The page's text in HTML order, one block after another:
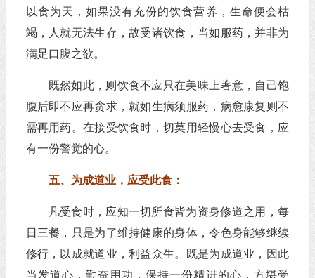
以食为天，如果没有充份的饮食营养，生命便会枯
竭，人就无法生存，故受诸饮食，当如服药，并非为
满足口腹之欲。
既然如此，则饮食不应只在美味上著意，自己饱
腹后即不应再贪求，就如生病须服药，病愈康复则不
需再用药。在接受饮食时，切莫用轻慢心去受食，应
有一份警觉的心。
五、为成道业，应受此食：
凡受食时，应知一切所食皆为资身修道之用，每
日三餐，只是为了维持健康的身体，令色身能够继续
修行，以成就道业，利益众生。既是为成道业，因此
当发道心，勤奋用功，保持一份精进的心，方堪受